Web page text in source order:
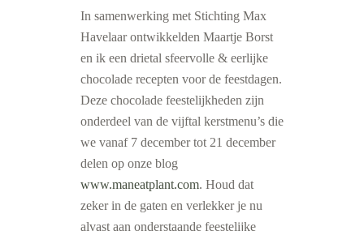
In samenwerking met Stichting Max
Havelaar ontwikkelden Maartje Borst
en ik een drietal sfeervolle & eerlijke
chocolade recepten voor de feestdagen.
Deze chocolade feestelijkheden zijn
onderdeel van de vijftal kerstmenu’s die
we vanaf 7 december tot 21 december
delen op onze blog
www.maneatplant.com. Houd dat
zeker in de gaten en verlekker je nu
alvast aan onderstaande feestelijke